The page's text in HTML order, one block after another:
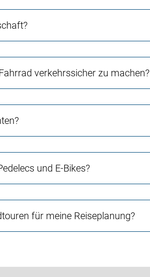
verkehrssicher zu machen?
und E-Bikes?
für meine Reiseplanung?